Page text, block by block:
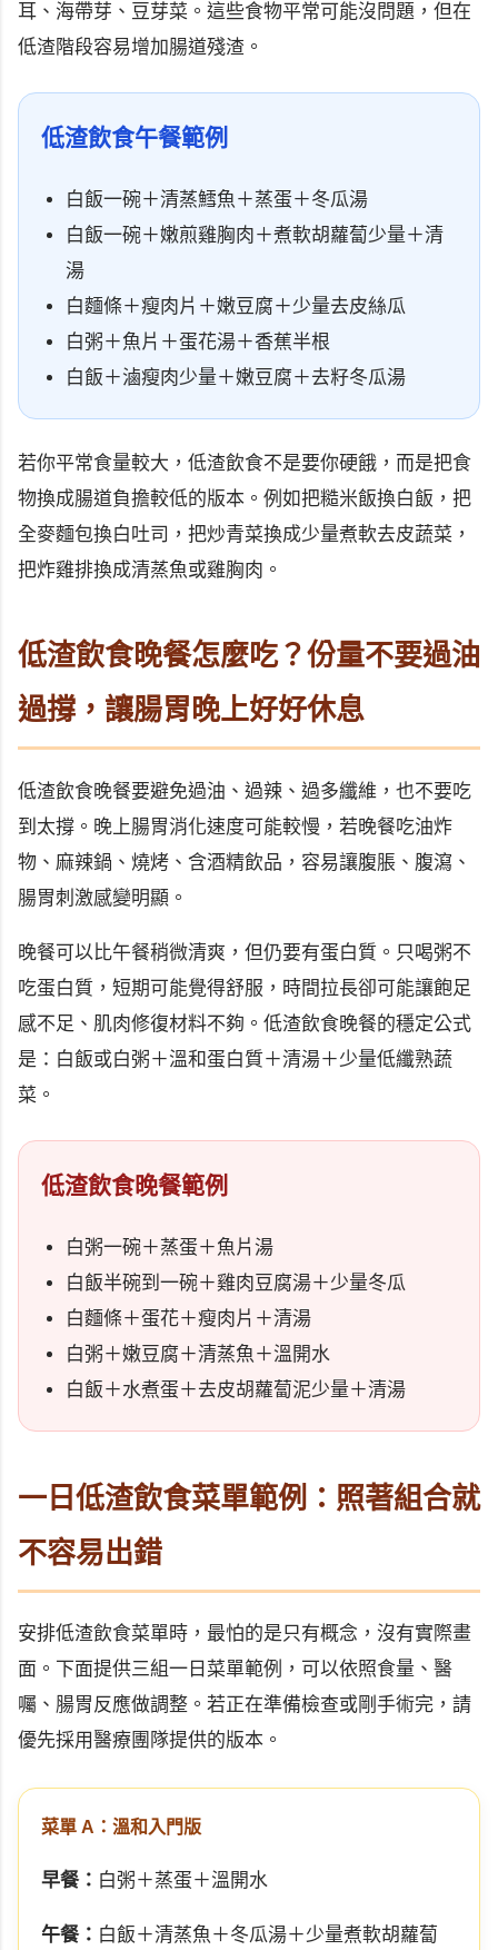
耳、海帶芽、豆芽菜。這些食物平常可能沒問題，但在
低渣階段容易增加腸道殘渣。
低渣飲食午餐範例
白飯一碗＋清蒸鱈魚＋蒸蛋＋冬瓜湯
白飯一碗＋嫩煎雞胸肉＋煮軟胡蘿蔔少量＋清
湯
白麵條＋瘦肉片＋嫩豆腐＋少量去皮絲瓜
白粥＋魚片＋蛋花湯＋香蕉半根
白飯＋滷瘦肉少量＋嫩豆腐＋去籽冬瓜湯
若你平常食量較大，低渣飲食不是要你硬餓，而是把食
物換成腸道負擔較低的版本。例如把糙米飯換白飯，把
全麥麵包換白吐司，把炒青菜換成少量煮軟去皮蔬菜，
把炸雞排換成清蒸魚或雞胸肉。
低渣飲食晚餐怎麼吃？份量不要過油
過撐，讓腸胃晚上好好休息
低渣飲食晚餐要避免過油、過辣、過多纖維，也不要吃
到太撐。晚上腸胃消化速度可能較慢，若晚餐吃油炸
物、麻辣鍋、燒烤、含酒精飲品，容易讓腹脹、腹瀉、
腸胃刺激感變明顯。
晚餐可以比午餐稍微清爽，但仍要有蛋白質。只喝粥不
吃蛋白質，短期可能覺得舒服，時間拉長卻可能讓飽足
感不足、肌肉修復材料不夠。低渣飲食晚餐的穩定公式
是：白飯或白粥＋溫和蛋白質＋清湯＋少量低纖熟蔬
菜。
低渣飲食晚餐範例
白粥一碗＋蒸蛋＋魚片湯
白飯半碗到一碗＋雞肉豆腐湯＋少量冬瓜
白麵條＋蛋花＋瘦肉片＋清湯
白粥＋嫩豆腐＋清蒸魚＋溫開水
白飯＋水煮蛋＋去皮胡蘿蔔泥少量＋清湯
一日低渣飲食菜單範例：照著組合就
不容易出錯
安排低渣飲食菜單時，最怕的是只有概念，沒有實際畫
面。下面提供三組一日菜單範例，可以依照食量、醫
囑、腸胃反應做調整。若正在準備檢查或剛手術完，請
優先採用醫療團隊提供的版本。
菜單 A：溫和入門版
早餐： 白粥＋蒸蛋＋溫開水
午餐： 白飯＋清蒸魚＋冬瓜湯＋少量煮軟胡蘿蔔